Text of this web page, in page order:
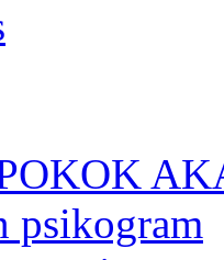
psikogram